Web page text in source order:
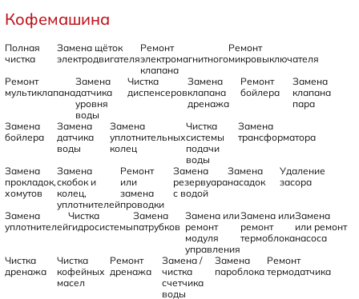
Кофемашина
Полная
чистка
Замена щёток
электродвигателя
Ремонт
электромагнитного
клапана
Ремонт
микровыключателя
Ремонт
мультиклапана
Замена
датчика
уровня
воды
Чистка
диспенсеров
Замена
клапана
дренажа
Ремонт
бойлера
Замена
клапана
пара
Замена
бойлера
Замена
датчика
воды
Замена
уплотнительных
колец
Чистка
системы
подачи
воды
Замена
трансформатора
Замена
прокладок,
хомутов
Замена
скобок и
колец,
уплотнителей
Ремонт
или
замена
проводки
Замена
резервуара
с водой
Замена
насадок
Удаление
засора
Замена
уплотнителей
Чистка
гидросистемы
Замена
патрубков
Замена или
ремонт
модуля
управления
Замена или
ремонт
термоблока
Замена
или ремонт
насоса
Чистка
дренажа
Чистка
кофейных
масел
Ремонт
дренажа
Замена /
чистка
счетчика
воды
Замена
пароблока
Ремонт
термодатчика